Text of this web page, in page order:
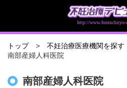
http://www.funinchiryo-
トップ 不妊治療医療機関を探す
南部産婦人科医院
南部産婦人科医院